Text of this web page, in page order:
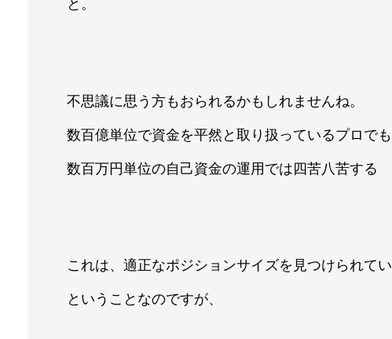
と。
不思議に思う方もおられるかもしれませんね。
数百億単位で資金を平然と取り扱っているプロでも
数百万円単位の自己資金の運用では四苦八苦する
これは、適正なポジションサイズを見つけられて
ということなのですが、